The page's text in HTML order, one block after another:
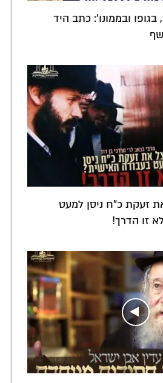
ובממונו': כתב היד
זעקת כ"ח ניסן למעט
זו הדרך!